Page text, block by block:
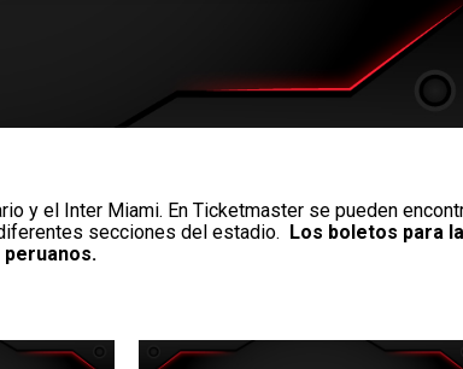
y el Inter Miami. En Ticketmaster se pueden
secciones del estadio. Los boletos para